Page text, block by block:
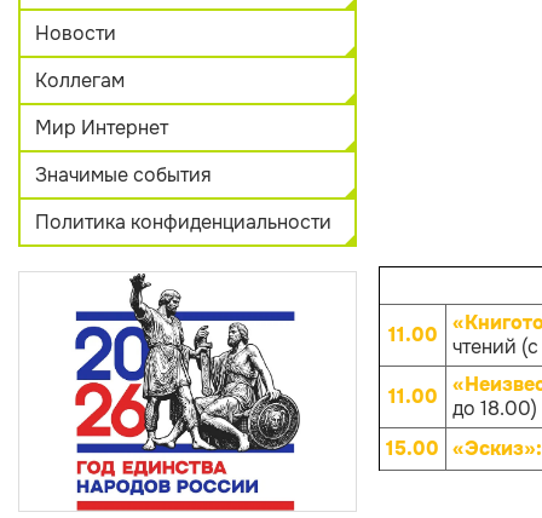
Новости
Коллегам
Мир Интернет
Значимые события
Политика конфиденциальности
11.00
чтений
11.00
до 18.00)
15.00